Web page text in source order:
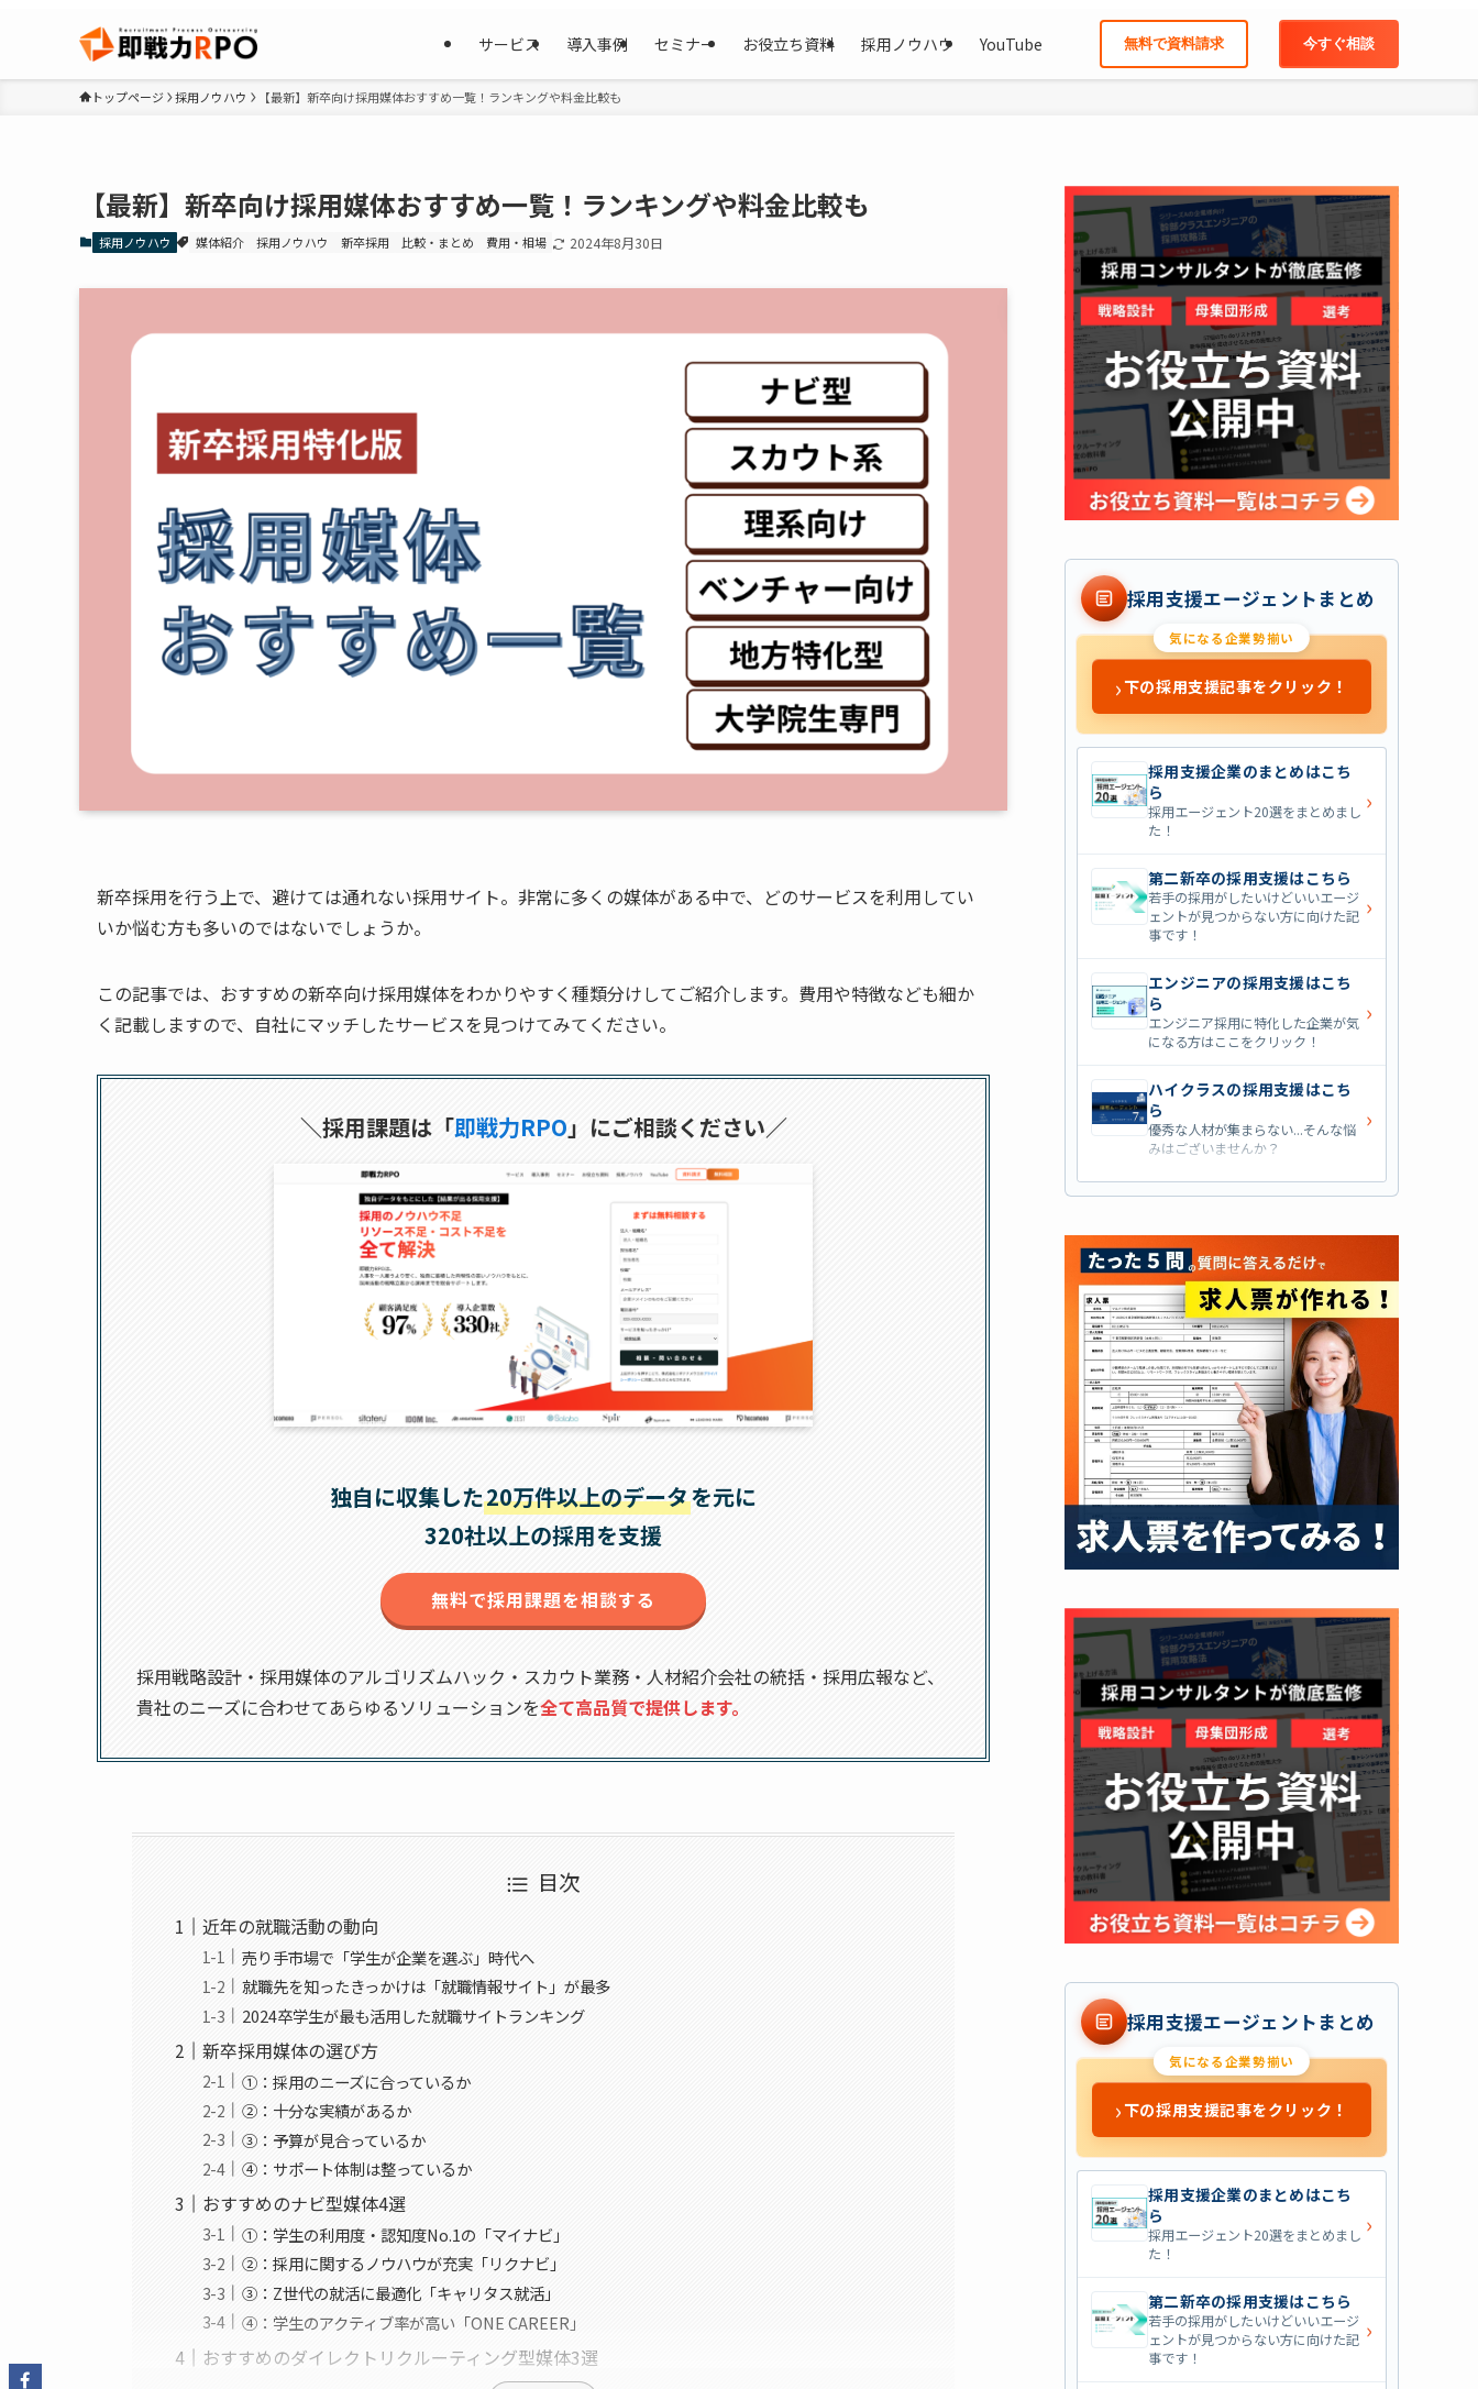
サービス 導入事例 セミナー お役立ち資料 採用ノウハウ YouTube 無料で資料請求 今すぐ相談
トップページ 採用ノウハウ 【最新】新卒向け採用媒体おすすめ一覧！ランキングや料金比較も
【最新】新卒向け採用媒体おすすめ一覧！ランキングや料金比較も
採用ノウハウ 媒体紹介 採用ノウハウ 新卒採用 比較・まとめ 費用・相場 2024年8月30日
新卒採用を行う上で、避けては通れない採用サイト。非常に多くの媒体がある中で、どのサービスを利用してい
いか悩む方も多いのではないでしょうか。
この記事では、おすすめの新卒向け採用媒体をわかりやすく種類分けしてご紹介します。費用や特徴なども細か
く記載しますので、自社にマッチしたサービスを見つけてみてください。
＼採用課題は「即戦力RPO」にご相談ください／
独自に収集した20万件以上のデータを元に
320社以上の採用を支援
無料で採用課題を相談する
採用戦略設計・採用媒体のアルゴリズムハック・スカウト業務・人材紹介会社の統括・採用広報など、
貴社のニーズに合わせてあらゆるソリューションを全て高品質で提供します。
目次
近年の就職活動の動向
売り手市場で「学生が企業を選ぶ」時代へ
就職先を知ったきっかけは「就職情報サイト」が最多
2024卒学生が最も活用した就職サイトランキング
新卒採用媒体の選び方
①：採用のニーズに合っているか
②：十分な実績があるか
③：予算が見合っているか
④：サポート体制は整っているか
おすすめのナビ型媒体4選
①：学生の利用度・認知度No.1の「マイナビ」
②：採用に関するノウハウが充実「リクナビ」
③：Z世代の就活に最適化「キャリタス就活」
④：学生のアクティブ率が高い「ONE CAREER」
おすすめのダイレクトリクルーティング型媒体3選
採用支援エージェントまとめ
気になる企業勢揃い
›下の採用支援記事をクリック！
採用支援企業のまとめはこち
ら
採用エージェント20選をまとめまし
た！
›
第二新卒の採用支援はこちら
若手の採用がしたいけどいいエージ
ェントが見つからない方に向けた記
事です！
›
エンジニアの採用支援はこち
ら
エンジニア採用に特化した企業が気
になる方はここをクリック！
›
ハイクラスの採用支援はこち
ら
優秀な人材が集まらない...そんな悩
みはございませんか？
›
営業職の採用支援はこちら
した企業を七つ集めました！
外資系の採用支援はこちら
外資系企業の採用支援を行っている
会社はこちらから！
›
採用支援エージェントまとめ
気になる企業勢揃い
›下の採用支援記事をクリック！
採用支援企業のまとめはこち
ら
採用エージェント20選をまとめまし
た！
›
第二新卒の採用支援はこちら
若手の採用がしたいけどいいエージ
ェントが見つからない方に向けた記
事です！
›